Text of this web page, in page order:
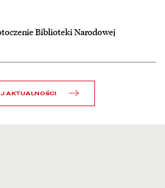
Biblioteki Narodowej
kalina zdobią otoczenie Biblioteki
AKTUALNOŚCI
godziny